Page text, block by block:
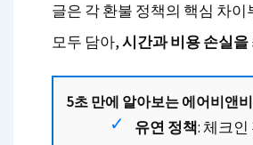
글은 각 환불 정책의 핵심 차
모두 담아,시간과 비용 손실
5초 만에 알아보는 에어비앤
유연 정책: 체크인